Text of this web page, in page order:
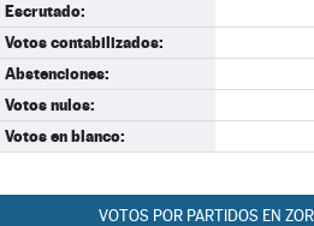
Escrutado:
Votos contabilizados:
Abstenciones:
Votos nulos:
Votos en blanco:
VOTOS POR PARTIDOS EN